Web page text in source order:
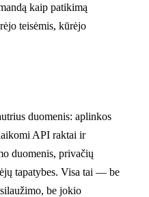
kaip patikimą
teisėmis, kūrėjo
duomenis: aplinkos
API raktai ir
duomenis, privačių
tapatybes. Visa tai — be
be jokio